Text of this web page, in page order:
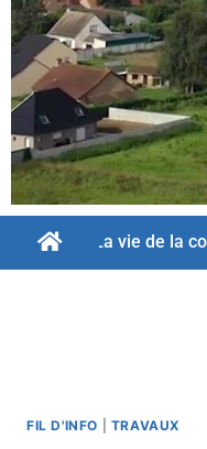
La vie de la
FIL D'INFO TRAVAUX